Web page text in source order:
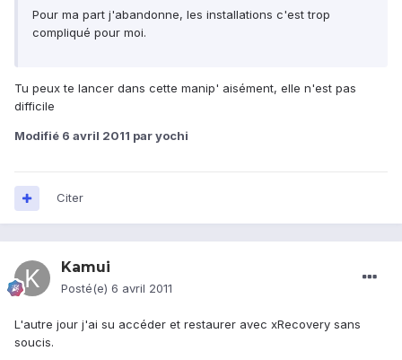
Pour ma part j'abandonne, les installations c'est trop
compliqué pour moi.
Tu peux te lancer dans cette manip' aisément, elle n'est pas
difficile
Modifié 6 avril 2011 par yochi
Citer
Kamui
Posté(e) 6 avril 2011
L'autre jour j'ai su accéder et restaurer avec xRecovery sans
soucis.